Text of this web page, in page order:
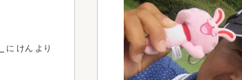
に けん より